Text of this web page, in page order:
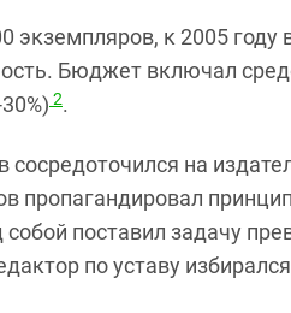
экземпляров, к 2005
Бюджет включал
2.
на
пропагандировал
поставил задачу
по уставу